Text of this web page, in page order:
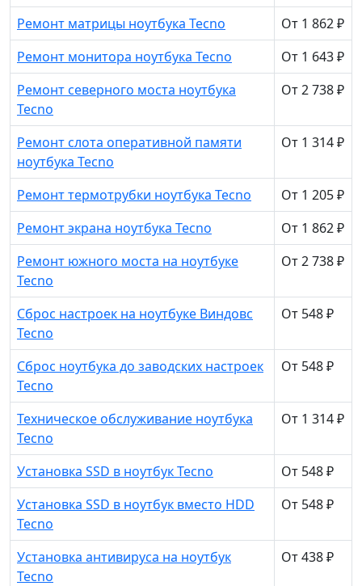
Ремонт матрицы ноутбука Tecno
От 1 862 ₽
Ремонт монитора ноутбука Tecno
От 1 643 ₽
Ремонт северного моста ноутбука
Tecno
От 2 738 ₽
Ремонт слота оперативной памяти
ноутбука Tecno
От 1 314 ₽
Ремонт термотрубки ноутбука Tecno
От 1 205 ₽
Ремонт экрана ноутбука Tecno
От 1 862 ₽
Ремонт южного моста на ноутбуке
Tecno
От 2 738 ₽
Сброс настроек на ноутбуке Виндовс
Tecno
От 548 ₽
Сброс ноутбука до заводских настроек
Tecno
От 548 ₽
Техническое обслуживание ноутбука
Tecno
От 1 314 ₽
Установка SSD в ноутбук Tecno
От 548 ₽
Установка SSD в ноутбук вместо HDD
Tecno
От 548 ₽
Установка антивируса на ноутбук
Tecno
От 438 ₽